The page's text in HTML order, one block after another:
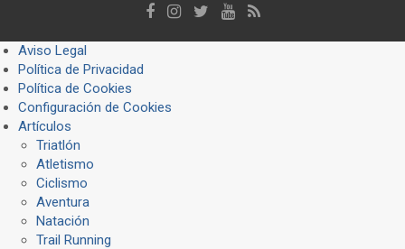
Aviso Legal
Política de Privacidad
Política de Cookies
Configuración de Cookies
Artículos
Triatlón
Atletismo
Ciclismo
Aventura
Natación
Trail Running